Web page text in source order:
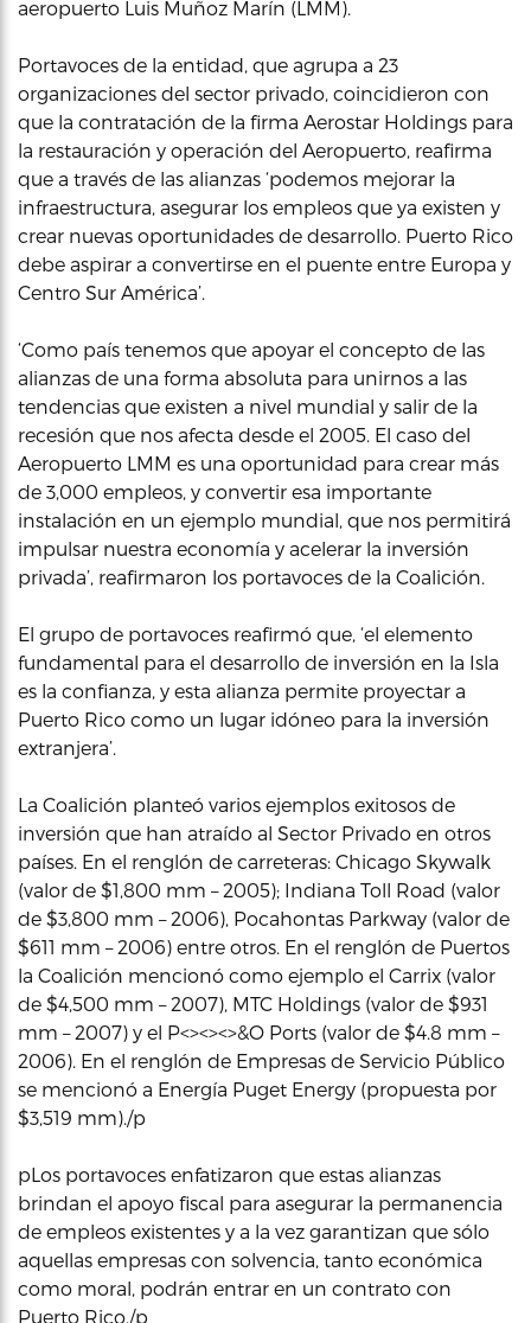
aeropuerto Luis Muñoz Marín (LMM).
Portavoces de la entidad, que agrupa a 23
organizaciones del sector privado, coincidieron con
que la contratación de la firma Aerostar Holdings para
la restauración y operación del Aeropuerto, reafirma
que a través de las alianzas ‘podemos mejorar la
infraestructura, asegurar los empleos que ya existen y
crear nuevas oportunidades de desarrollo. Puerto Rico
debe aspirar a convertirse en el puente entre Europa y
Centro Sur América’.
‘Como país tenemos que apoyar el concepto de las
alianzas de una forma absoluta para unirnos a las
tendencias que existen a nivel mundial y salir de la
recesión que nos afecta desde el 2005. El caso del
Aeropuerto LMM es una oportunidad para crear más
de 3,000 empleos, y convertir esa importante
instalación en un ejemplo mundial, que nos permitirá
impulsar nuestra economía y acelerar la inversión
privada’, reafirmaron los portavoces de la Coalición.
El grupo de portavoces reafirmó que, ‘el elemento
fundamental para el desarrollo de inversión en la Isla
es la confianza, y esta alianza permite proyectar a
Puerto Rico como un lugar idóneo para la inversión
extranjera’.
La Coalición planteó varios ejemplos exitosos de
inversión que han atraído al Sector Privado en otros
países. En el renglón de carreteras: Chicago Skywalk
(valor de $1,800 mm – 2005); Indiana Toll Road (valor
de $3,800 mm – 2006), Pocahontas Parkway (valor de
$611 mm – 2006) entre otros. En el renglón de Puertos
la Coalición mencionó como ejemplo el Carrix (valor
de $4,500 mm – 2007), MTC Holdings (valor de $931
mm – 2007) y el P<><><>&O Ports (valor de $4.8 mm –
2006). En el renglón de Empresas de Servicio Público
se mencionó a Energía Puget Energy (propuesta por
$3,519 mm)./p
pLos portavoces enfatizaron que estas alianzas
brindan el apoyo fiscal para asegurar la permanencia
de empleos existentes y a la vez garantizan que sólo
aquellas empresas con solvencia, tanto económica
como moral, podrán entrar en un contrato con
Puerto Rico./p